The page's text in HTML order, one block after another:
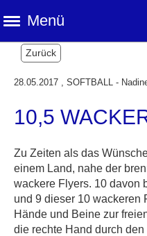
Menü
Zurück
28.05.2017 , SOFTBALL -
10,5
Zu Zeiten als das
einem Land, nahe der
wackere Flyers. 10 davon
und 9 dieser 10 wackeren
Hände und Beine zur
die rechte Hand durch